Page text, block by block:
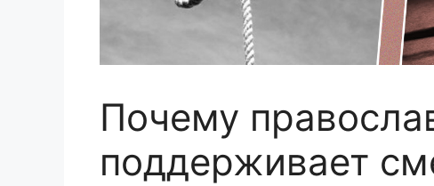
Почему
поддерживает